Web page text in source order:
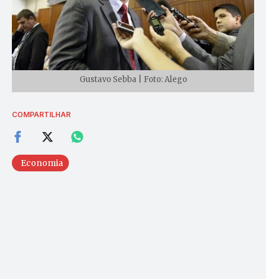
Gustavo Sebba | Foto: Alego
COMPARTILHAR
Economia